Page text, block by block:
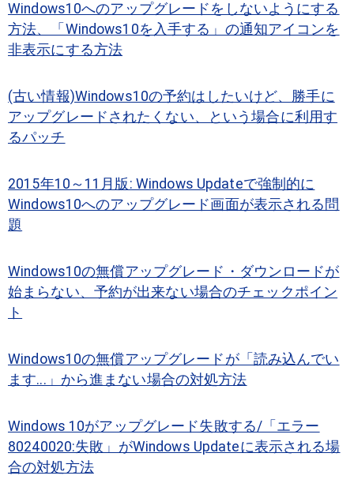
Windows10へのアップグレードをしないようにする
方法、「Windows10を入手する」の通知アイコンを
非表示にする方法
(古い情報)Windows10の予約はしたいけど、勝手に
アップグレードされたくない、という場合に利用す
るパッチ
2015年10～11月版: Windows Updateで強制的に
Windows10へのアップグレード画面が表示される問
題
Windows10の無償アップグレード・ダウンロードが
始まらない、予約が出来ない場合のチェックポイン
ト
Windows10の無償アップグレードが「読み込んでい
ます...」から進まない場合の対処方法
Windows 10がアップグレード失敗する/「エラー
80240020:失敗」がWindows Updateに表示される場
合の対処方法